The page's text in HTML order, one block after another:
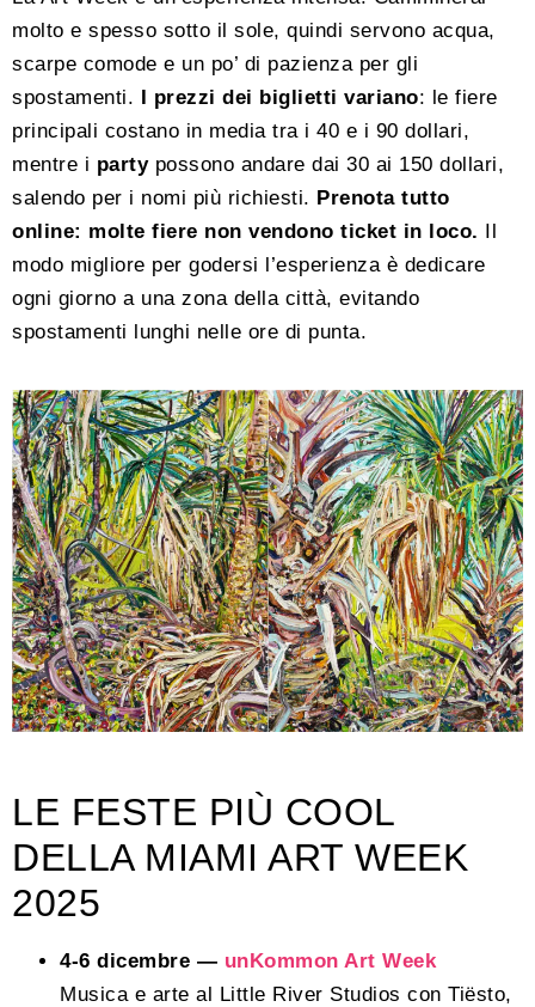
molto e spesso sotto il sole, quindi servono acqua,
scarpe comode e un po’ di pazienza per gli
spostamenti. I prezzi dei biglietti variano: le fiere
principali costano in media tra i 40 e i 90 dollari,
mentre i party possono andare dai 30 ai 150 dollari,
salendo per i nomi più richiesti. Prenota tutto
online: molte fiere non vendono ticket in loco. Il
modo migliore per godersi l’esperienza è dedicare
ogni giorno a una zona della città, evitando
spostamenti lunghi nelle ore di punta.
LE FESTE PIÙ COOL
DELLA MIAMI ART WEEK
2025
4-6 dicembre — unKommon Art Week
Musica e arte al Little River Studios con Tiësto,